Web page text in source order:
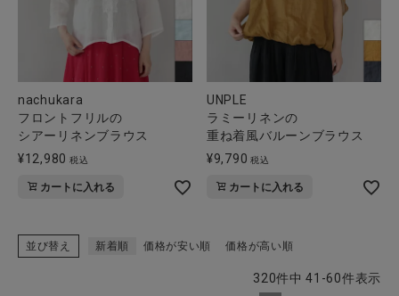
nachukara
フロントフリルの
シアーリネンブラウス
¥12,980 税込
カートに入れる
UNPLE
ラミーリネンの
重ね着風バルーンブラウス
¥9,790 税込
カートに入れる
並び替え 新着順 価格が安い順 価格が高い順
320件中 41 -60件表示